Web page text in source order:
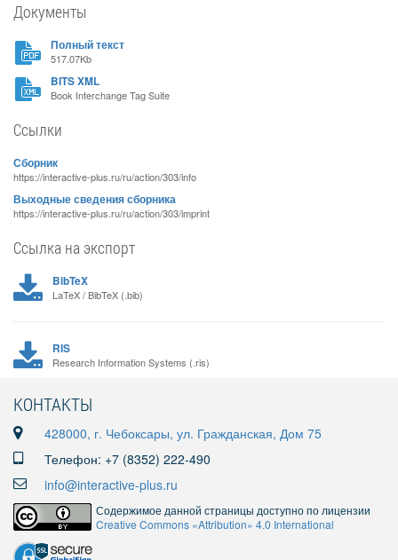
Документы
Полный текст
517.07Kb
BITS XML
Book Interchange Tag Suite
Ссылки
Сборник
https://interactive-plus.ru/ru/action/303/info
Выходные сведения сборника
https://interactive-plus.ru/ru/action/303/imprint
Ссылка на экспорт
BibTeX
LaTeX / BibTeX (.bib)
RIS
Research Information Systems (.ris)
КОНТАКТЫ
428000, г. Чебоксары, ул. Гражданская, Дом 75
Телефон: +7 (8352) 222-490
info@interactive-plus.ru
Содержимое данной страницы доступно по лицензии
Creative Commons «Attribution» 4.0 International